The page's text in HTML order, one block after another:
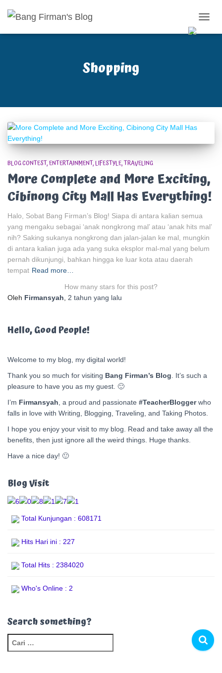
Shopping
BLOG CONTEST ENTERTAINMENT LIFESTYLE TRAVELING
More Complete and More Exciting,
Cibinong City Mall Has Everything!
Halo, Sobat Bang Firman’s Blog! Siapa di antara kalian semua
yang mengaku sebagai ‘anak nongkrong mal’ atau ‘anak hits mal’
nih? Saking sukanya nongkrong dan jalan-jalan ke mal, mungkin
di antara kalian juga ada yang suka eksplor mal-mal yang belum
pernah dikunjungi, bahkan hingga ke luar kota atau daerah
tempat Read more…
How many stars for this post?
Oleh Firmansyah 2 tahun yang lalu
Hello, Good People!
Welcome to my blog, my digital world!
Thank you so much for visiting Bang Firman’s Blog . It’s such a
pleasure to have you as my guest. 🙂
I’m Firmansyah , a proud and passionate #TeacherBloggerwho
falls in love with Writing, Blogging, Traveling, and Taking Photos.
I hope you enjoy your visit to my blog. Read and take away all the
benefits, then just ignore all the weird things. Huge thanks.
Have a nice day! 🙂
Blog Visit
Total Kunjungan : 608171
Hits Hari ini : 227
Total Hits : 2384020
Who's Online : 2
Search something?
a